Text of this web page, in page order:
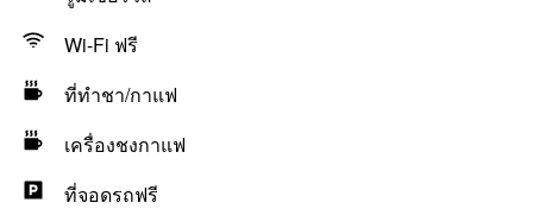
Wi-Fi ฟรี
ที่ทำชา/กาแฟ
เครื่องชงกาแฟ
ที่จอดรถฟรี